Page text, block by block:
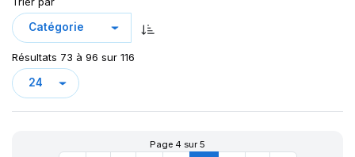
Résultats 73 à 96 sur 116
Page 4 sur 5